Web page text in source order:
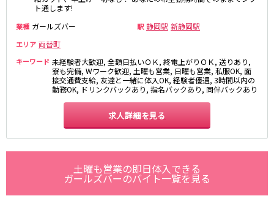
ト通します!
業種 ガールズバー 駅 静岡駅 新静岡駅
エリア 両替町
キーワード 未経験者大歓迎, 全額日払いＯＫ, 終電上がりＯＫ, 送りあり,
寮も完備, Wワーク歓迎, 土曜も営業, 日曜も営業, 私服OK, 面
接交通費支給, 友達と一緒に体入OK, 経験者優遇, 3時間以内の
勤務OK, ドリンクバックあり, 指名バックあり, 同伴バックあり
求人詳細を見る
土曜も営業の即日体入できる
ガールズバーのバイト一覧を見る
JR東海道本線(浜松～岐阜)
浜松駅
刈谷駅
名鉄西尾線
名鉄三河線